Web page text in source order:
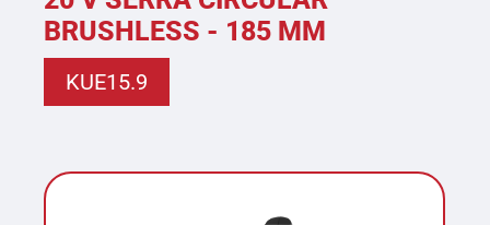
BRUSHLESS - 185 MM
KUE15.9